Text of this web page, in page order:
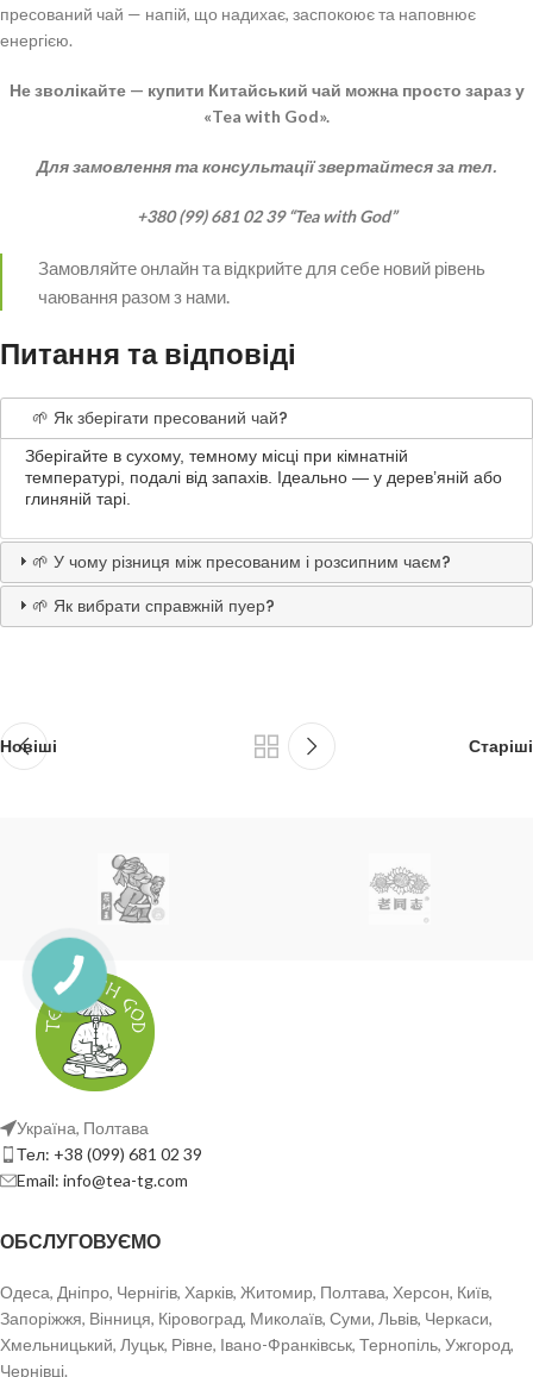
пресований чай — напій, що надихає, заспокоює та наповнює
енергією.
Не зволікайте — купити Китайський чай можна просто зараз у
«Tea with God».
Для замовлення та консультації звертайтеся за тел.
+380 (99) 681 02 39 “Tea with God”
Замовляйте онлайн та відкрийте для себе новий рівень
чаювання разом з нами.
Питання та відповіді
🌱 Як зберігати пресований чай?
Зберігайте в сухому, темному місці при кімнатній
температурі, подалі від запахів. Ідеально — у дерев’яній або
глиняній тарі.
🌱 У чому різниця між пресованим і розсипним чаєм?
🌱 Як вибрати справжній пуер?
Новіші Старіші
Україна, Полтава
Тел: +38 (099) 681 02 39
Email: info@tea-tg.com
ОБСЛУГОВУЄМО
Одеса, Дніпро, Чернігів, Харків, Житомир, Полтава, Херсон, Київ,
Запоріжжя, Вінниця, Кіровоград, Миколаїв, Суми, Львів, Черкаси,
Хмельницький, Луцьк, Рівне, Івано-Франківськ, Тернопіль, Ужгород,
Чернівці.